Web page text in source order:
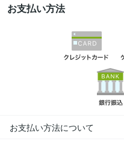
お支払い方法
お支払い方法について